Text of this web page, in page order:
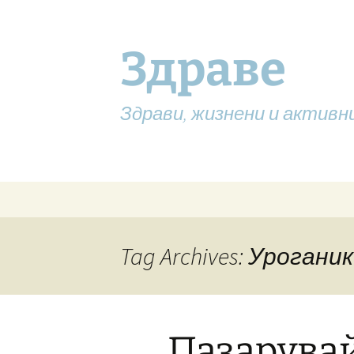
Здраве
Здрави, жизнени и
Tag Archives: Уроганик